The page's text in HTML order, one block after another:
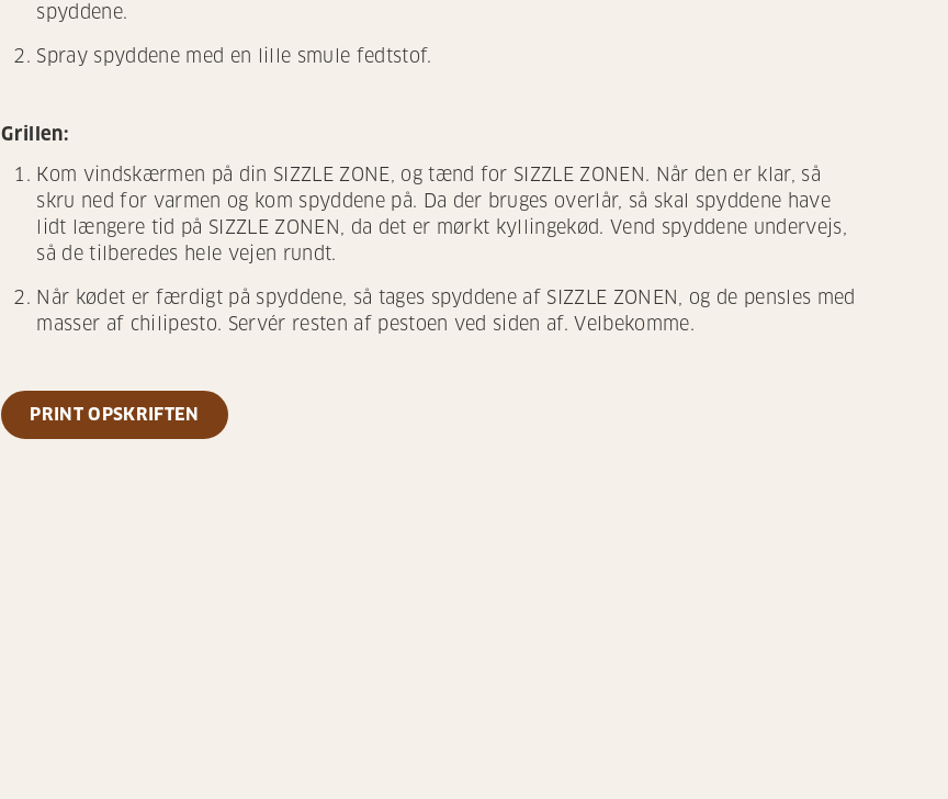
spyddene.
Spray spyddene med en lille smule fedtstof.
Grillen:
Kom vindskærmen på din SIZZLE ZONE, og tænd for SIZZLE ZONEN. Når den er klar, så
skru ned for varmen og kom spyddene på. Da der bruges overlår, så skal spyddene have
lidt længere tid på SIZZLE ZONEN, da det er mørkt kyllingekød. Vend spyddene undervejs,
så de tilberedes hele vejen rundt.
Når kødet er færdigt på spyddene, så tages spyddene af SIZZLE ZONEN, og de pensles med
masser af chilipesto. Servér resten af pestoen ved siden af. Velbekomme.
PRINT OPSKRIFTEN